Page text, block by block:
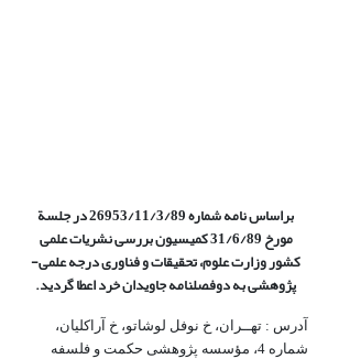
براساس نامه شماره 26953/11/3/89 در جلسة
مورخ 31/6/89 کمیسیون
بررسی نشریات علمی
کشور وزارت علوم، تحقیقات و فناوری درجه علمی‌-
پژوهشیبه دوفصلنامه جاویدان خرد اعطا گردید.
آدرس : تهــران، خ نوفل لوشاتو، خ آراکلیان،
شماره 4،‌ مؤسسه پژوهشی حکمت و فلسفه